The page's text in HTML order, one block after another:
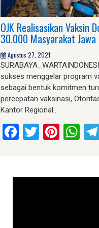
OJK Realisasikan Vaksin
30.000 Masyarakat
Agustus 27, 2021
sukses menggelar program
sebagai bentuk komitmen
percepatan vaksinasi,
Kantor Regional…
Facebook
Twitter